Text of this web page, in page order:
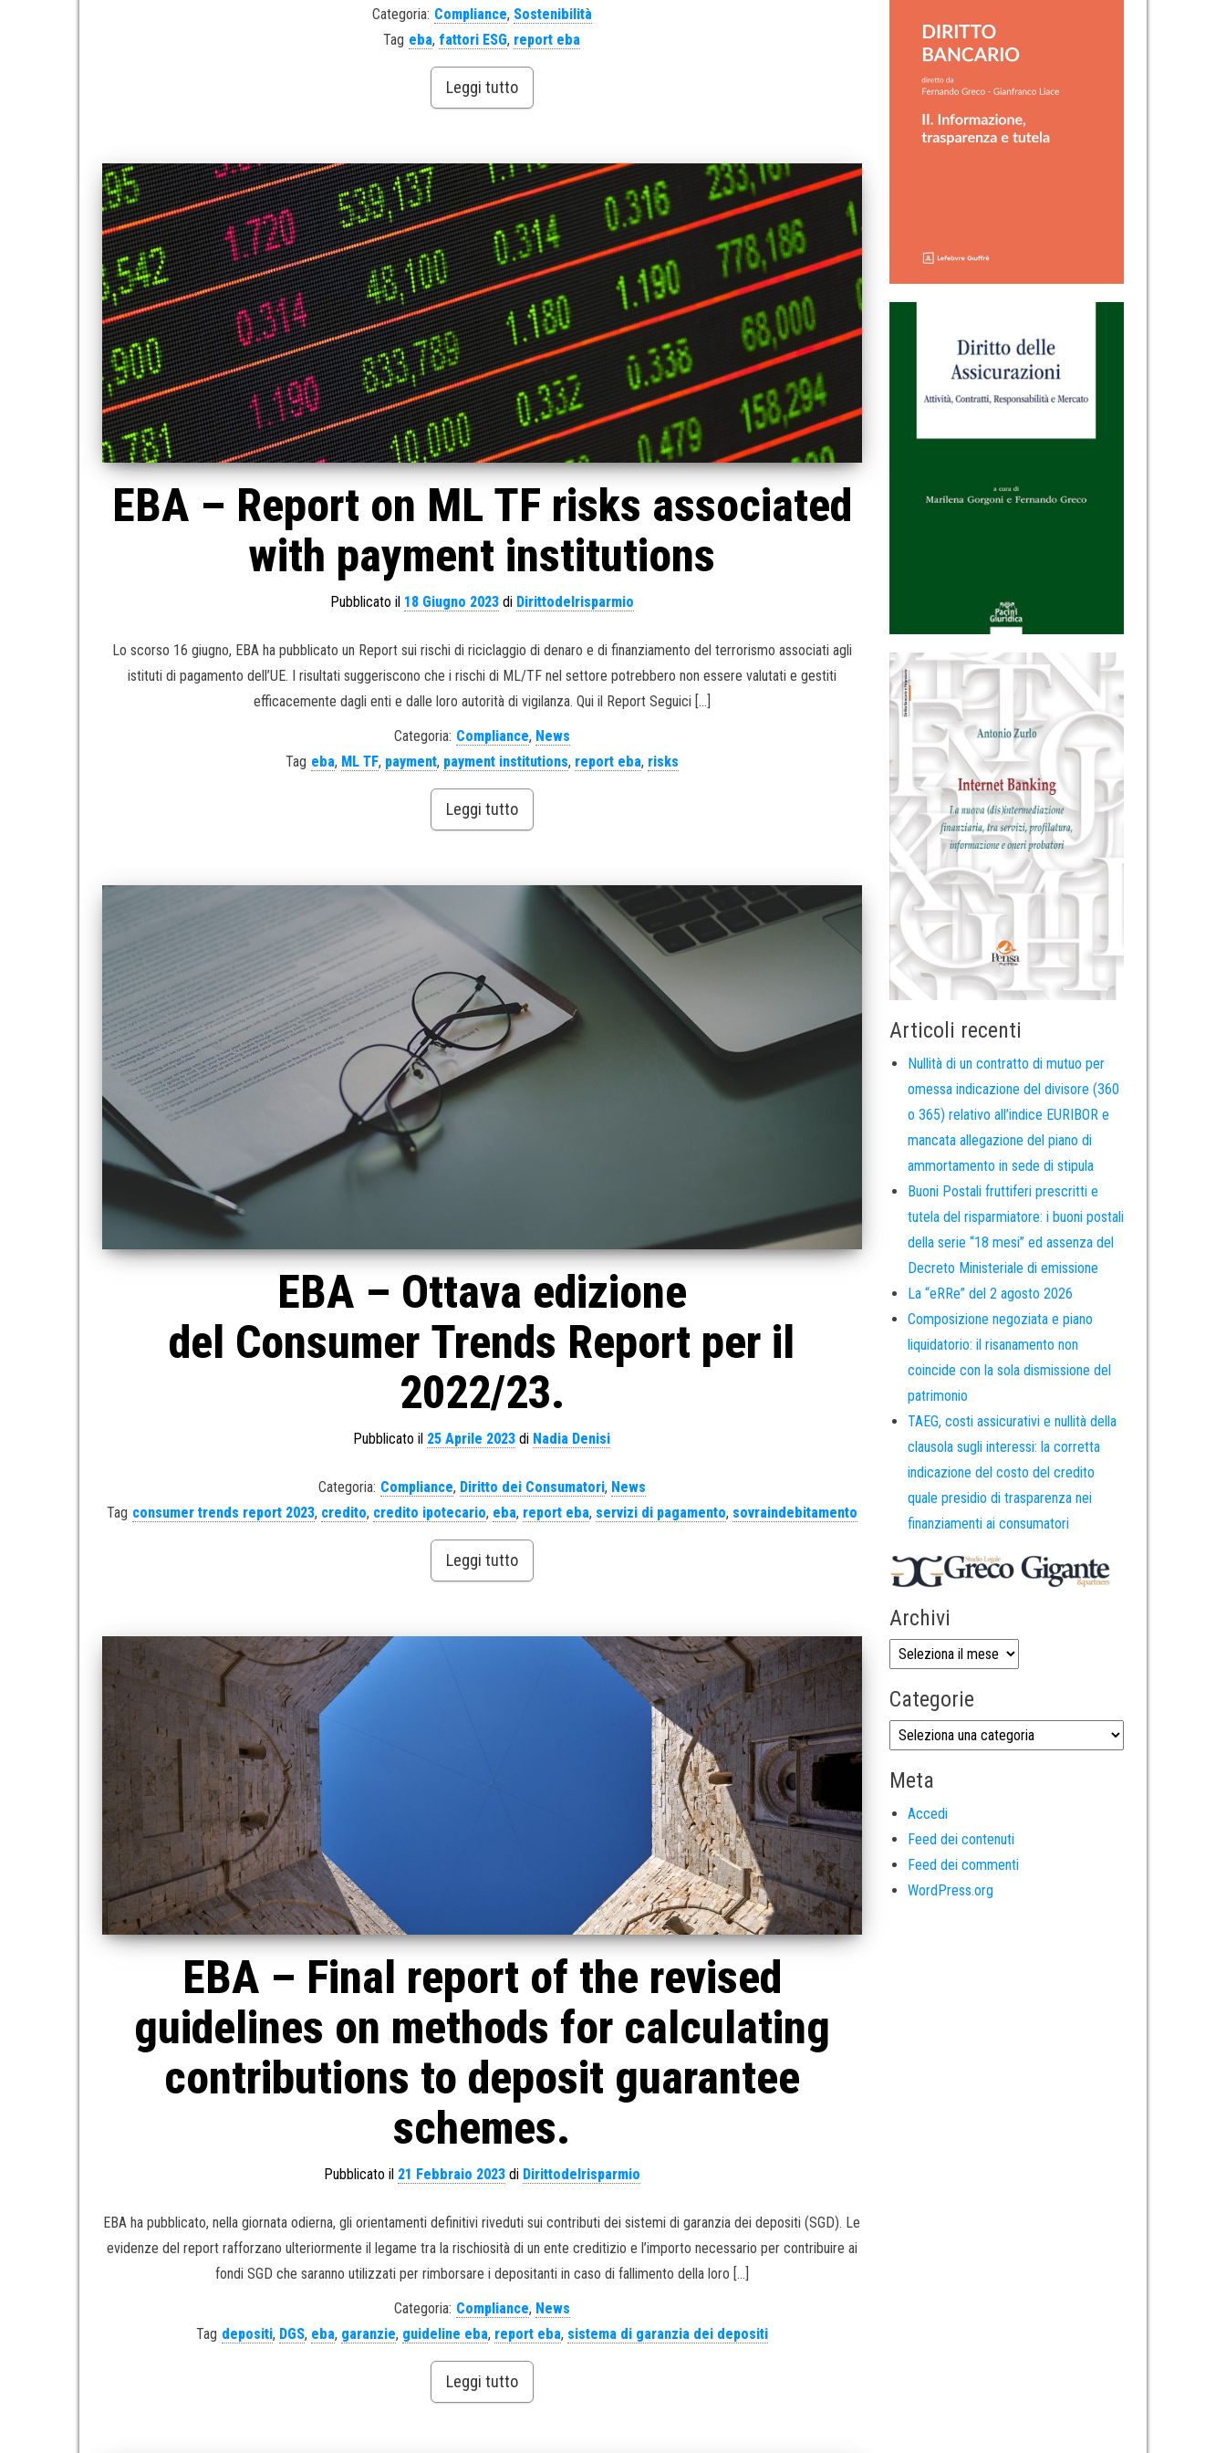
Categoria: Compliance, Sostenibilità
Tag eba, fattori ESG, report eba
Leggi tutto
EBA – Report on ML TF risks associated
with payment institutions
Pubblicato il 18 Giugno 2023di Dirittodelrisparmio
Lo scorso 16 giugno, EBA ha pubblicato un Report sui rischi di riciclaggio di denaro e di finanziamento del terrorismo associati agli
istituti di pagamento dell’UE. I risultati suggeriscono che i rischi di ML/TF nel settore potrebbero non essere valutati e gestiti
efficacemente dagli enti e dalle loro autorità di vigilanza. Qui il Report Seguici […]
Categoria: Compliance, News
Tag eba, ML TF, payment, payment institutions, report eba, risks
Leggi tutto
EBA – Ottava edizione
del Consumer Trends Report per il
2022/23.
Pubblicato il 25 Aprile 2023 di Nadia Denisi
Categoria: Compliance, Diritto dei Consumatori, News
Tag consumer trends report 2023, credito, credito ipotecario, eba, report eba, servizi di pagamento, sovraindebitamento
Leggi tutto
EBA – Final report of the revised
guidelines on methods for calculating
contributions to deposit guarantee
schemes.
Pubblicato il 21 Febbraio 2023di Dirittodelrisparmio
EBA ha pubblicato, nella giornata odierna, gli orientamenti definitivi riveduti sui contributi dei sistemi di garanzia dei depositi (SGD). Le
evidenze del report rafforzano ulteriormente il legame tra la rischiosità di un ente creditizio e l’importo necessario per contribuire ai
fondi SGD che saranno utilizzati per rimborsare i depositanti in caso di fallimento della loro […]
Categoria: Compliance, News
Tag depositi, DGS, eba, garanzie, guideline eba, report eba, sistema di garanzia dei depositi
Leggi tutto
Articoli recenti
Nullità di un contratto di mutuo per
omessa indicazione del divisore (360
o 365) relativo all’indice EURIBOR e
mancata allegazione del piano di
ammortamento in sede di stipula
Buoni Postali fruttiferi prescritti e
tutela del risparmiatore: i buoni postali
della serie “18 mesi” ed assenza del
Decreto Ministeriale di emissione
La “eRRe” del 2 agosto 2026
Composizione negoziata e piano
liquidatorio: il risanamento non
coincide con la sola dismissione del
patrimonio
TAEG, costi assicurativi e nullità della
clausola sugli interessi: la corretta
indicazione del costo del credito
quale presidio di trasparenza nei
finanziamenti ai consumatori
Archivi
Categorie
Meta
Accedi
Feed dei contenuti
Feed dei commenti
WordPress.org